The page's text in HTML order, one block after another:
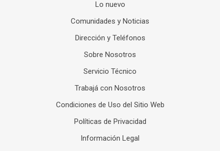
Lo nuevo
Comunidades y Noticias
Dirección y Teléfonos
Sobre Nosotros
Servicio Técnico
Trabajá con Nosotros
Condiciones de Uso del Sitio Web
Políticas de Privacidad
Información Legal